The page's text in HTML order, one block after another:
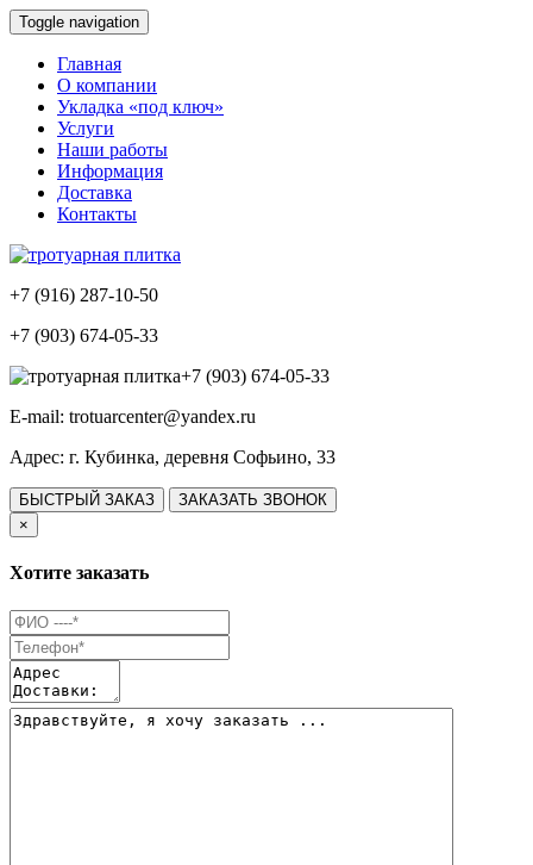
Toggle navigation
Главная
О компании
Укладка «под ключ»
Услуги
Наши работы
Информация
Доставка
Контакты
+7 (916) 287-10-50
+7 (903) 674-05-33
+7 (903) 674-05-33
E-mail: trotuarcenter@yandex.ru
Адрес: г. Кубинка, деревня Софьино, 33
БЫСТРЫЙ ЗАКАЗ
ЗАКАЗАТЬ ЗВОНОК
×
Хотите заказать